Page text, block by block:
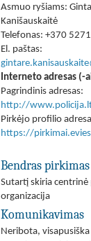
Asmuo ryšiams:
Kanišauskaitė
Telefonas: +370
El. paštas:
Interneto adresas (-
Pagrindinis adresas:
http://
Pirkėjo profilio
https://
Bendras pirkimas
Sutartį skiria
organizacija
Komunikavimas
Neribota,